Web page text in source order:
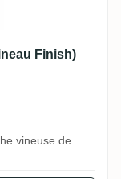
Finish)
vineuse de